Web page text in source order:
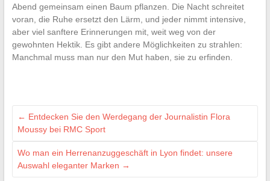
Abend gemeinsam einen Baum pflanzen. Die Nacht schreitet
voran, die Ruhe ersetzt den Lärm, und jeder nimmt intensive,
aber viel sanftere Erinnerungen mit, weit weg von der
gewohnten Hektik. Es gibt andere Möglichkeiten zu strahlen:
Manchmal muss man nur den Mut haben, sie zu erfinden.
← Entdecken Sie den Werdegang der Journalistin Flora
Moussy bei RMC Sport
Wo man ein Herrenanzuggeschäft in Lyon findet: unsere
Auswahl eleganter Marken →